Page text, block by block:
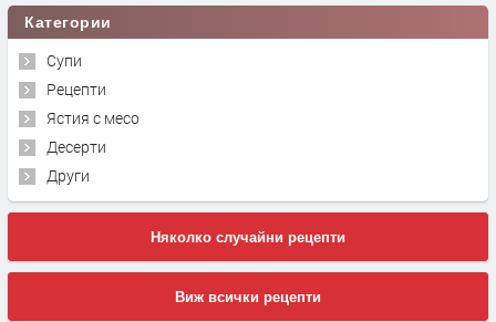
Категории
Супи
Рецепти
Ястия с месо
Десерти
Други
Няколко случайни рецепти
Виж всички рецепти